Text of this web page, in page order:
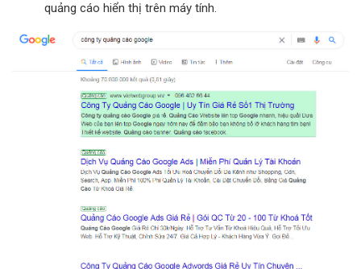
quảng cáo hiển thị trên máy tính.